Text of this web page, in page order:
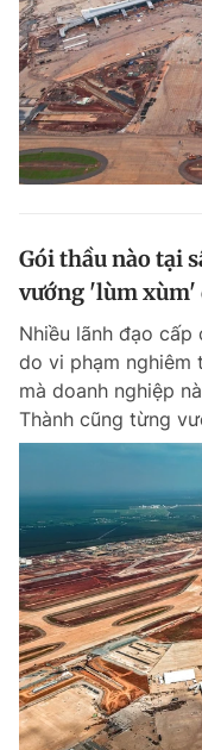
Gói thầu nào tại
vướng 'lùm xùm'
Nhiều lãnh đạo
do vi phạm nghiêm
mà doanh nghiệp
Thành cũng từng